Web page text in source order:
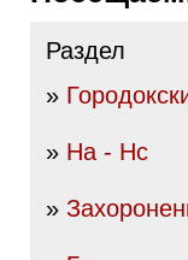
Раздел
»
» На - Нс
»